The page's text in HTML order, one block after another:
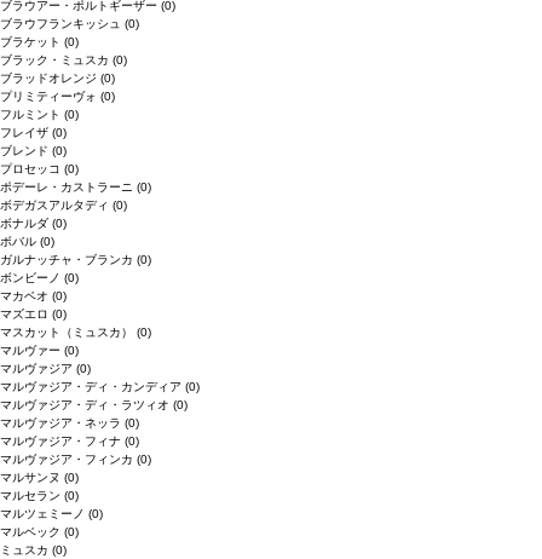
ブラウアー・ポルトギーザー (0)
ブラウフランキッシュ (0)
ブラケット (0)
ブラック・ミュスカ (0)
ブラッドオレンジ (0)
プリミティーヴォ (0)
フルミント (0)
フレイザ (0)
ブレンド (0)
プロセッコ (0)
ポデーレ・カストラーニ (0)
ボデガスアルタディ (0)
ボナルダ (0)
ボバル (0)
ガルナッチャ・ブランカ (0)
ボンビーノ (0)
マカベオ (0)
マズエロ (0)
マスカット（ミュスカ） (0)
マルヴァー (0)
マルヴァジア (0)
マルヴァジア・ディ・カンディア (0)
マルヴァジア・ディ・ラツィオ (0)
マルヴァジア・ネッラ (0)
マルヴァジア・フィナ (0)
マルヴァジア・フィンカ (0)
マルサンヌ (0)
マルセラン (0)
マルツェミーノ (0)
マルベック (0)
ミュスカ (0)